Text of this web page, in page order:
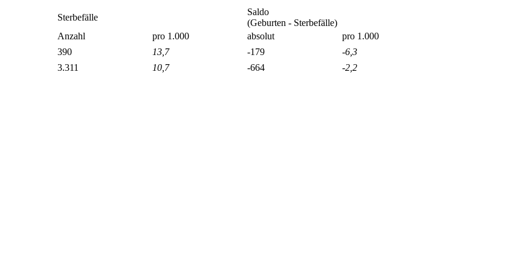
Sterbefälle
Saldo
(Geburten - Sterbefälle)
Anzahl pro 1.000 absolut
pro 1.000
390 13,7 -179
-6,3
3.311 10,7 -664 -2,2